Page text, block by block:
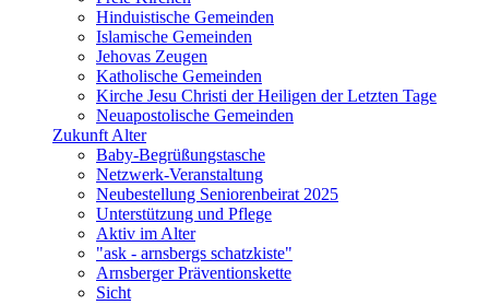
Hinduistische Gemeinden
Islamische Gemeinden
Jehovas Zeugen
Katholische Gemeinden
Kirche Jesu Christi der Heiligen der Letzten Tage
Neuapostolische Gemeinden
Zukunft Alter
Baby-Begrüßungstasche
Netzwerk-Veranstaltung
Neubestellung Seniorenbeirat 2025
Unterstützung und Pflege
Aktiv im Alter
"ask - arnsbergs schatzkiste"
Arnsberger Präventionskette
Sicht